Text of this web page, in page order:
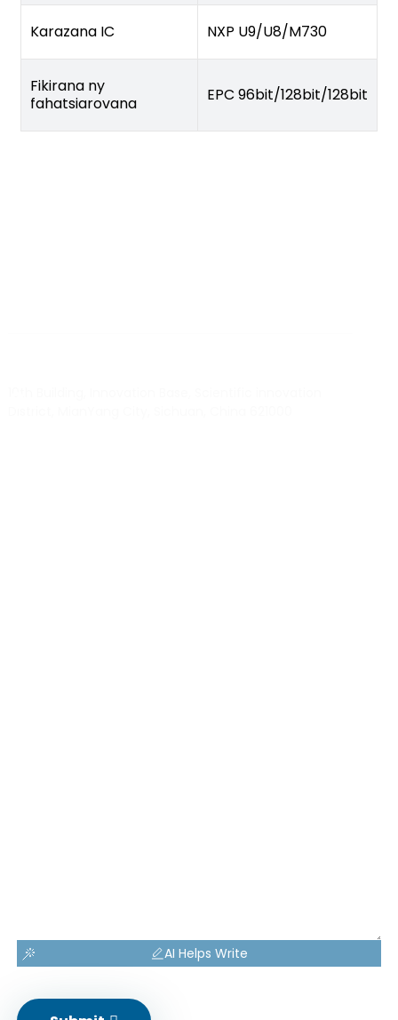
Karazana IC NXP U9/U8/M730
Fikirana ny
fahatsiarovana
EPC 96bit/128bit/128bit
AI Helps Write